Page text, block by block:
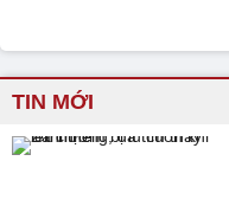
TIN MỚI